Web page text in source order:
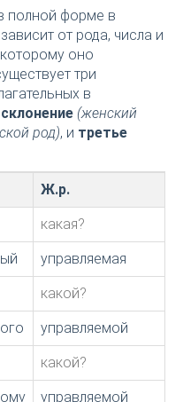
полной форме в
от рода, числа и
оно
три
в
(женский
род), и третье
Ж.р.
какая?
управляемая
какой?
управляемой
какой?
управляемой